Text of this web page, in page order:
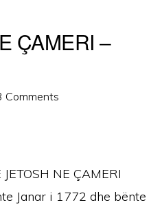
ÇAMERI –
Comments
JETOSH NE ÇAMERI
Janar i 1772 dhe bënte